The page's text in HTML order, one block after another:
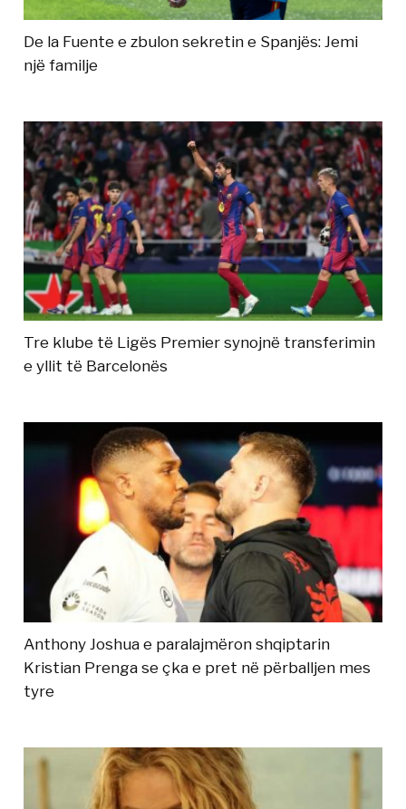
De la Fuente e zbulon sekretin e Spanjës: Jemi
një familje
Tre klube të Ligës Premier synojnë transferimin
e yllit të Barcelonës
Anthony Joshua e paralajmëron shqiptarin
Kristian Prenga se çka e pret në përballjen mes
tyre